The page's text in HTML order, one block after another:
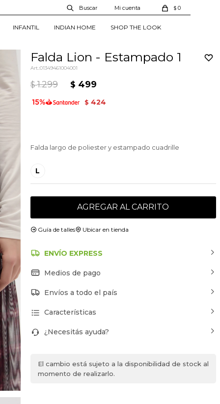
INFANTIL INDIAN HOME SHOP THE LOOK
$ 0
Falda Lion - Estampado 1
01349461004001
$ 1.299 $ 499
$ 424
Falda largo de poliester y estampado cuadrille
L
AGREGAR AL CARRITO
Guía de talles Ubicar en tienda
ENVÍO EXPRESS
Medios de pago
Envíos a todo el país
Características
¿Necesitás ayuda?
El cambio está sujeto a la disponibilidad de stock al
momento de realizarlo.